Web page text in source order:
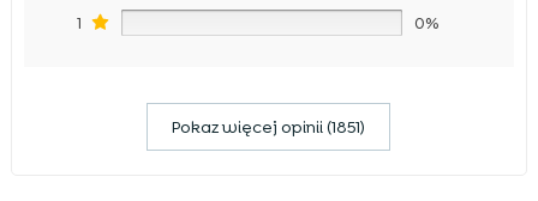
1 0%
Pokaz więcej opinii (1851)